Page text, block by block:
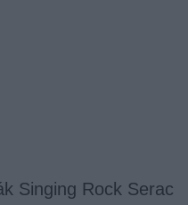
Singing Rock Serac